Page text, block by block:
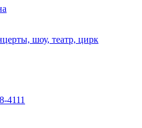
шоу, театр, цирк
4111